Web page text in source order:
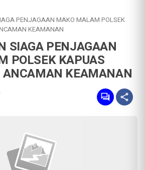
PENJAGAAN MAKO MALAM POLSEK
KEAMANAN
SIAGA PENJAGAAN
POLSEK KAPUAS
ANCAMAN KEAMANAN